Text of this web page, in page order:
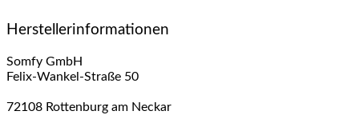
Herstellerinformationen
Somfy GmbH
Felix-Wankel-Straße 50
72108 Rottenburg am Neckar